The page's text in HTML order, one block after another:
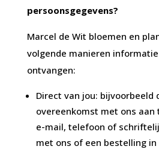
persoonsgegevens?
Marcel de Wit bloemen en
volgende manieren
ontvangen:
Direct van jou: bijvoorbeeld
overeenkomst met ons aan
e-mail, telefoon of
met ons of een bestelling in